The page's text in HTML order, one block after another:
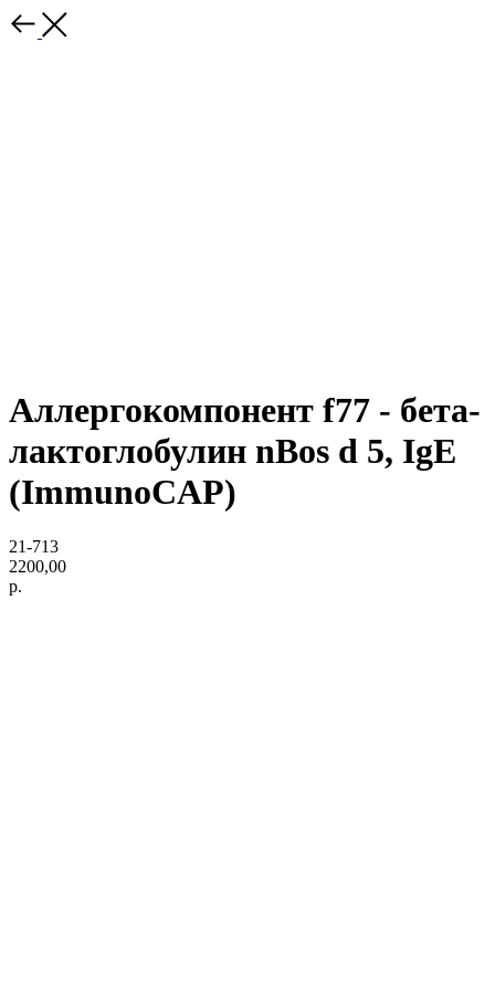
Аллергокомпонент f77 - бета-
лактоглобулин nBos d 5, IgE
(ImmunoCAP)
21-713
2200,00
р.